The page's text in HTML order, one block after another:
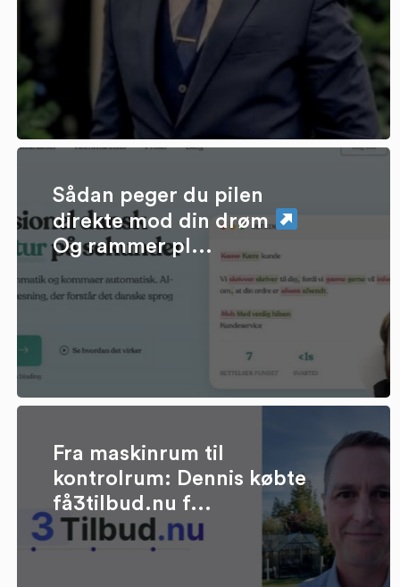
Sådan peger du pilen
direkte mod din drøm
Og rammer pl...
Fra maskinrum til
kontrolrum: Dennis købte
få3tilbud.nu f...